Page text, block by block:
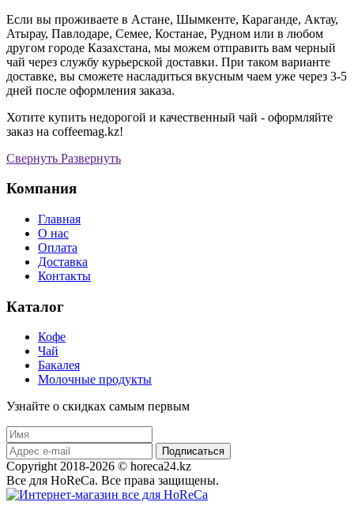
Если вы проживаете в Астане, Шымкенте, Караганде, Актау,
Атырау, Павлодаре, Семее, Костанае, Рудном или в любом
другом городе Казахстана, мы можем отправить вам черный
чай через службу курьерской доставки. При таком варианте
доставке, вы сможете насладиться вкусным чаем уже через 3-5
дней после оформления заказа.
Хотите купить недорогой и качественный чай - оформляйте
заказ на coffeemag.kz!
Cвернуть Развернуть
Компания
Главная
О нас
Оплата
Доставка
Контакты
Каталог
Кофе
Чай
Бакалея
Молочные продукты
Узнайте о скидках самым первым
Подписаться
Copyright 2018-2026 © horeca24.kz
Все для HoReCa. Все права защищены.